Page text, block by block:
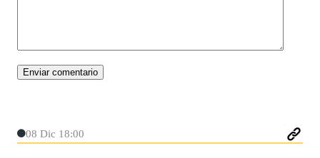
08 Dic 18:00